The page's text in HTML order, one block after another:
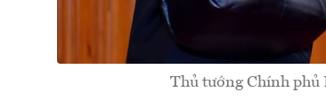
Thủ tướng Chính phủ